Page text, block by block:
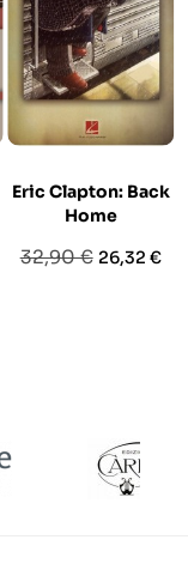
Eric Clapton: Back
Home
Prezzo
32,90 € Prezzo
26,32 €